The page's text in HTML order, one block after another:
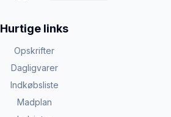
Hurtige links
Opskrifter
Dagligvarer
Indkøbsliste
Madplan